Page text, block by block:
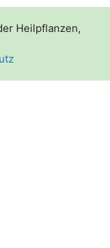
Heilpflanzen,